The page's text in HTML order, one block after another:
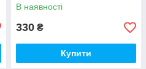
В наявності
330 ₴
Купити